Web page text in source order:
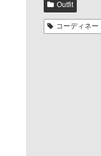
Outfit
コーディネー